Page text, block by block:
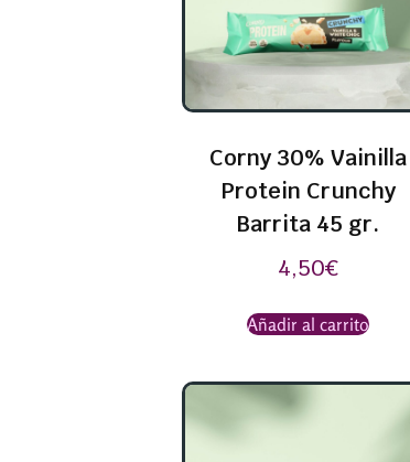
Corny 30% Vainilla
Protein Crunchy
Barrita 45 gr.
4,50€
Añadir al carrito